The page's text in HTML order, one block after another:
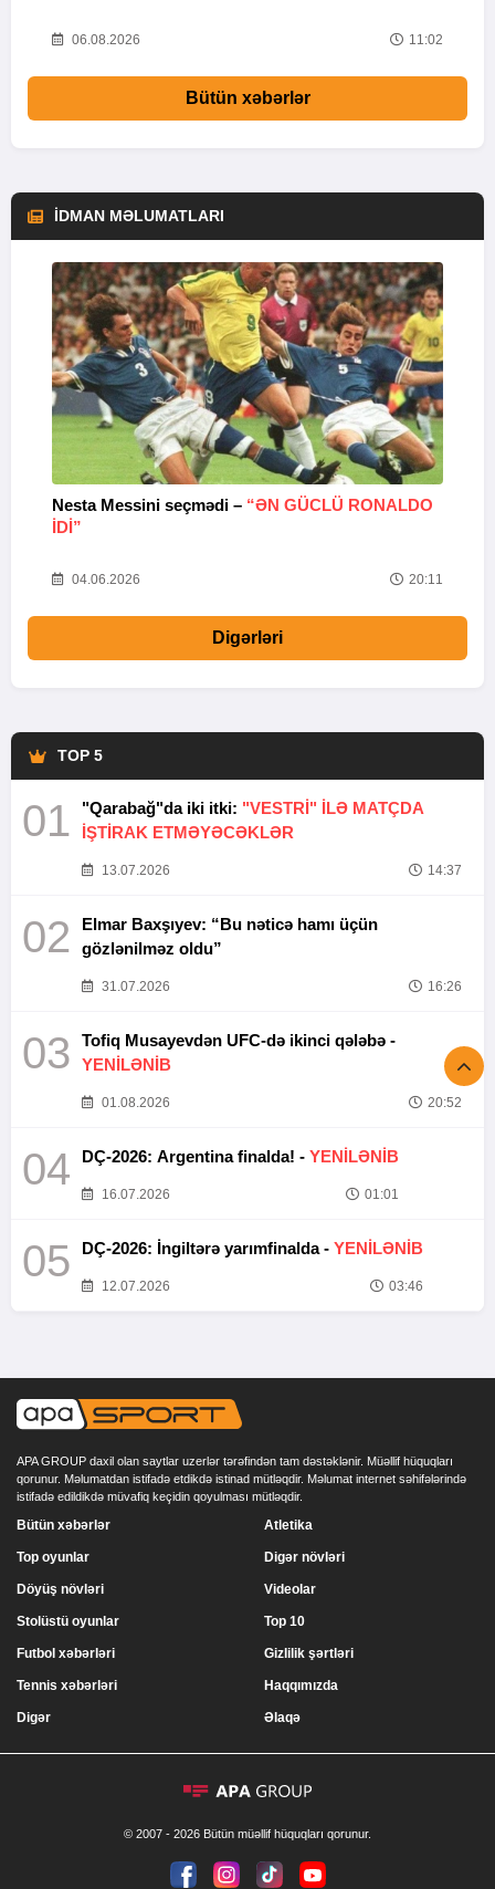
06.08.2026 11:02
Bütün xəbərlər
İDMAN MƏLUMATLARI
Nesta Messini seçmədi – “ƏN GÜCLÜ RONALDO
IDI”
04.06.2026 20:11
Digərləri
TOP 5
01 "Qarabağ"da iki itki: "VESTRİ" İLƏ MATÇDA
İŞTİRAK ETMƏYƏCƏKLƏR
13.07.2026 14:37
02
Elmar Baxşıyev: “Bu nəticə hamı üçün
gözlənilməz oldu”
31.07.2026 16:26
03
Tofiq Musayevdən UFC-də ikinci qələbə -
YENİLƏNİB
01.08.2026 20:52
04 DÇ-2026: Argentina finalda! - YENİLƏNİB
16.07.2026 01:01
05 DÇ-2026: İngiltərə yarımfinalda - YENİLƏNİB
12.07.2026 03:46
APA GROUP daxil olan saytlar uzerlər tərəfindən tam dəstəklənir. Müəllif hüquqları
qorunur. Məlumatdan istifadə etdikdə istinad mütləqdir. Məlumat internet səhifələrində
istifadə edildikdə müvafiq keçidin qoyulması mütləqdir.
Bütün xəbərlər
Top oyunlar
Döyüş növləri
Stolüstü oyunlar
Atletika
Digər növləri
Videolar
Top 10
Futbol xəbərləri
Tennis xəbərləri
Digər
Gizlilik şərtləri
Haqqımızda
Əlaqə
© 2007 - 2026 Bütün müəllif hüquqları qorunur.